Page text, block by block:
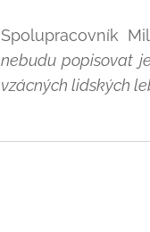
Spolupracovník
nebudu popisovat
vzácných lidských